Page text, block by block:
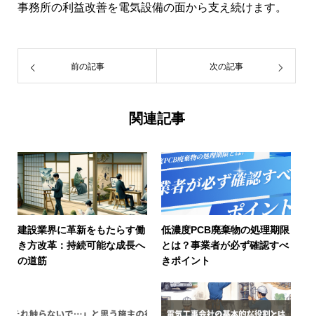
事務所の利益改善を電気設備の面から支え続けます。
前の記事 次の記事
関連記事
建設業界に革新をもたらす働
き方改革：持続可能な成長へ
の道筋
低濃度PCB廃棄物の処理期限
とは？事業者が必ず確認すべ
きポイント